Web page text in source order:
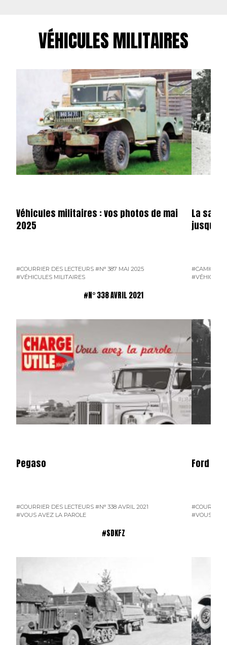
VÉHICULES MILITAIRES
Véhicules militaires : vos photos de mai
2025
#COURRIER DES LECTEURS #N° 387 MAI 2025
#VÉHICULES MILITAIRES
La
#CAMION
#N° 338 AVRIL 2021
Pegaso
#COURRIER DES LECTEURS #N° 338 AVRIL 2021
#VOUS AVEZ LA PAROLE
Ford V8
#COURRIER
#VOUS
#SDKFZ